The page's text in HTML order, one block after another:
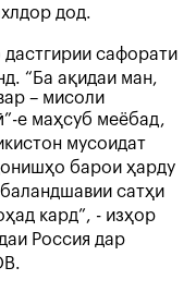
дод.
сафорати
“Ба ақидаи ман,
– мисоли
е маҳсуб меёбад,
мусоидат
барои ҳарду
сатҳи
кард”, - изҳор
Россия дар